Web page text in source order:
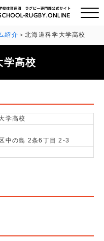
紹介 北海道科学大学高校
学高校
学高校
中の島 2条6丁目 2-3